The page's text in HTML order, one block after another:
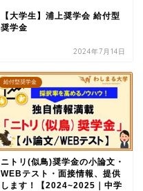
【大学生】浦上奨学会 給付型
奨学金
2024年7月14日
給付型奨学金
ニトリ(似鳥)奨学金の小論文・
WEBテスト・面接情報、提供
します！【2024~2025｜中学